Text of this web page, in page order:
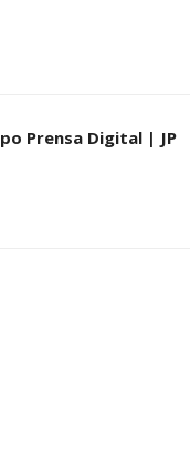
Prensa Digital | JP